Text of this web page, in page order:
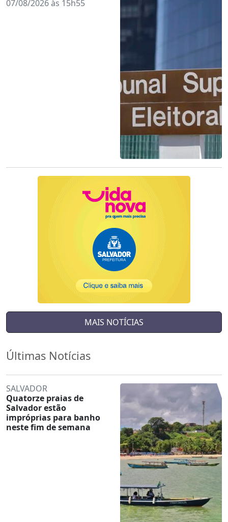
07/08/2026 às 15h55
MAIS NOTÍCIAS
Últimas Notícias
SALVADOR
Quatorze praias de
Salvador estão
impróprias para banho
neste fim de semana